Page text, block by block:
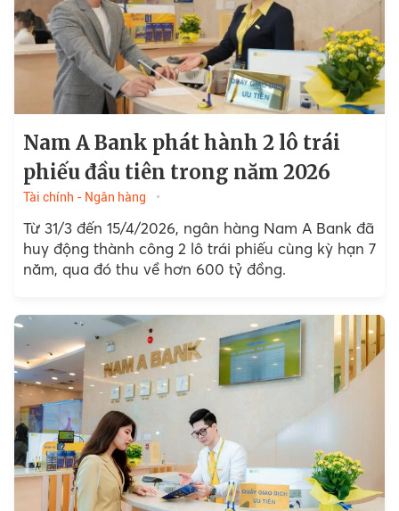
Nam A Bank phát hành 2 lô trái
phiếu đầu tiên trong năm 2026
Tài chính - Ngân hàng
Từ 31/3 đến 15/4/2026, ngân hàng Nam A Bank đã
huy động thành công 2 lô trái phiếu cùng kỳ hạn 7
năm, qua đó thu về hơn 600 tỷ đồng.